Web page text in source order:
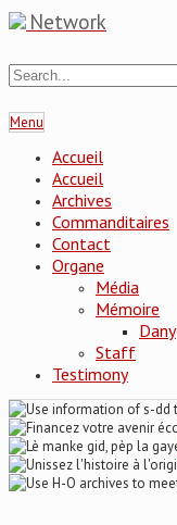
Network
Menu
Accueil
Accueil
Archives
Commanditaires
Contact
Organe
Média
Mémoire
Dany
Staff
Testimony